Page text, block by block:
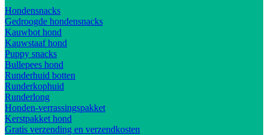
Hondensnacks
Gedroogde hondensnacks
Kauwbot hond
Kauwstaaf hond
Puppy snacks
Bullepees hond
Runderhuid botten
Runderkophuid
Runderlong
Honden-verrassingspakket
Kerstpakket hond
Gratis verzending en verzendkosten